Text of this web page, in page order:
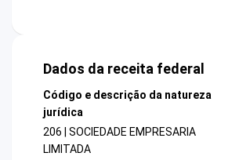
Dados da receita federal
Código e descrição da natureza
jurídica
206 | SOCIEDADE EMPRESARIA
LIMITADA